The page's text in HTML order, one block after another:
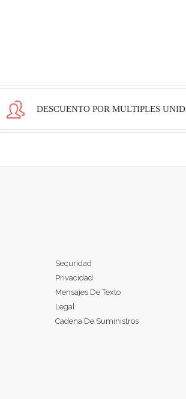
DESCUENTO POR MULTIPLES
Securidad
Privacidad
Mensajes De Texto
Legal
Cadena De Suministros